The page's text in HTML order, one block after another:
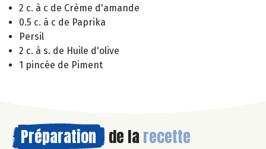
2 c. à c de Crème d'amande
0.5 c. à c de Paprika
Persil
2 c. à s. de Huile d'olive
1 pincée de Piment
Préparation de la recette